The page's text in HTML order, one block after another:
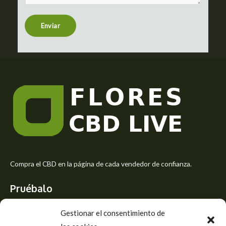
Gestionar el consentimiento de
t
r
s
e
Enviar
Compra el CBD en la página de cada vendedor de confianza.
Pruébalo
Siente el mejor aroma de las flores CBD y usa los beneficios del